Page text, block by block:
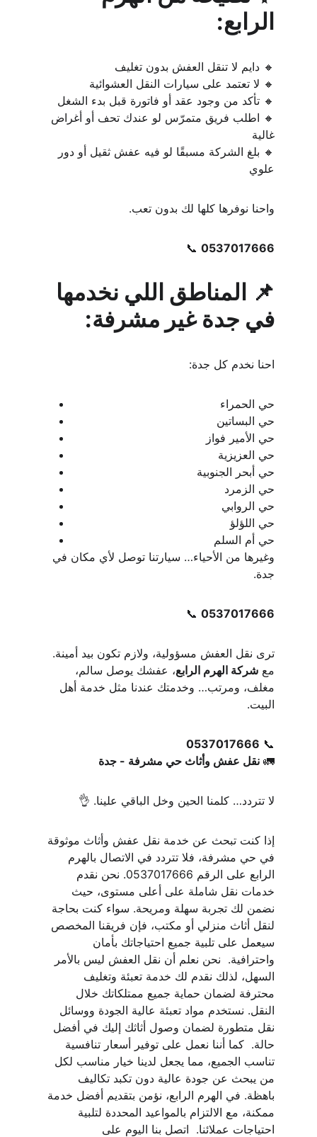
الرابع:
🔸 دايم لا تنقل العفش بدون تغليف
🔸 لا تعتمد على سيارات النقل العشوائية
🔸 تأكد من وجود عقد أو فاتورة قبل بدء الشغل
🔸 اطلب فريق متمرّس لو عندك تحف أو أغراض
غالية
🔸 بلغ الشركة مسبقًا لو فيه عفش ثقيل أو دور
علوي
واحنا نوفرها كلها لك بدون تعب.
📞 0537017666
📌 المناطق اللي نخدمها
في جدة غير مشرفة:
احنا نخدم كل جدة:
حي الحمراء
حي البساتين
حي الأمير فواز
حي العزيزية
حي أبحر الجنوبية
حي الزمرد
حي الروابي
حي اللؤلؤ
حي أم السلم
وغيرها من الأحياء… سيارتنا توصل لأي مكان في
جدة.
📞 0537017666
ترى نقل العفش مسؤولية، ولازم تكون بيد أمينة.
مع شركة الهرم الرابع، عفشك يوصل سالم،
مغلف، ومرتب… وخدمتك عندنا مثل خدمة أهل
البيت.
📞
0537017666
🚛 نقل عفش وأثاث حي مشرفة - جدة
لا تتردد… كلمنا الحين وخل الباقي علينا. 👌
إذا كنت تبحث عن خدمة نقل عفش وأثاث موثوقة
في حي مشرفة، فلا تتردد في الاتصال بالهرم
الرابع على الرقم 0537017666. نحن نقدم
خدمات نقل شاملة على أعلى مستوى، حيث
نضمن لك تجربة سهلة ومريحة. سواء كنت بحاجة
لنقل أثاث منزلي أو مكتب، فإن فريقنا المخصص
سيعمل على تلبية جميع احتياجاتك بأمان
واحترافية.  نحن نعلم أن نقل العفش ليس بالأمر
السهل، لذلك نقدم لك خدمة تعبئة وتغليف
محترفة لضمان حماية جميع ممتلكاتك خلال
النقل. نستخدم مواد تعبئة عالية الجودة ووسائل
نقل متطورة لضمان وصول أثاثك إليك في أفضل
حالة.  كما أننا نعمل على توفير أسعار تنافسية
تناسب الجميع، مما يجعل لدينا خيار مناسب لكل
من يبحث عن جودة عالية دون تكبد تكاليف
باهظة. في الهرم الرابع، نؤمن بتقديم أفضل خدمة
ممكنة، مع الالتزام بالمواعيد المحددة لتلبية
احتياجات عملائنا.  اتصل بنا اليوم على